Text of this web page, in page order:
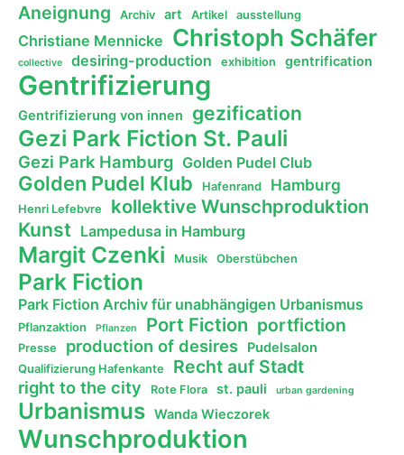
Aneignung Archiv art Artikel ausstellung
Christiane Mennicke Christoph Schäfer
collective desiring-production exhibition gentrification
Gentrifizierung
Gentrifizierung von innen gezification
Gezi Park Fiction St. Pauli
Gezi Park Hamburg Golden Pudel Club
Golden Pudel Klub Hafenrand Hamburg
Henri Lefebvre kollektive Wunschproduktion
Kunst Lampedusa in Hamburg
Margit Czenki Musik Oberstübchen
Park Fiction
Park Fiction Archiv für unabhängigen Urbanismus
Pflanzaktion Pflanzen Port Fiction portfiction
Presse production of desires Pudelsalon
Qualifizierung Hafenkante Recht auf Stadt
right to the city Rote Flora st. pauli urban gardening
Urbanismus Wanda Wieczorek
Wunschproduktion